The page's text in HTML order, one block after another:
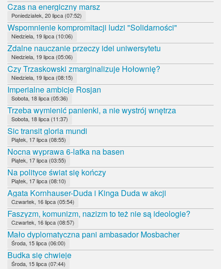
Czas na energiczny marsz
Poniedziałek, 20 lipca (07:52)
Wspomnienie kompromitacji ludzi "Solidarności"
Niedziela, 19 lipca (10:06)
Zdalne nauczanie przeczy idei uniwersytetu
Niedziela, 19 lipca (05:06)
Czy Trzaskowski zmarginalizuje Hołownię?
Niedziela, 19 lipca (08:15)
Imperialne ambicje Rosjan
Sobota, 18 lipca (05:36)
Trzeba wymienić panienki, a nie wystrój wnętrza
Sobota, 18 lipca (11:37)
Sic transit gloria mundi
Piątek, 17 lipca (08:55)
Nocna wyprawa 6-latka na basen
Piątek, 17 lipca (03:55)
Na polityce świat się kończy
Piątek, 17 lipca (08:10)
Agata Kornhauser-Duda i Kinga Duda w akcji
Czwartek, 16 lipca (05:54)
Faszyzm, komunizm, nazizm to też nie są ideologie?
Czwartek, 16 lipca (08:57)
Mało dyplomatyczna pani ambasador Mosbacher
Środa, 15 lipca (06:00)
Budka się chwieje
Środa, 15 lipca (07:44)